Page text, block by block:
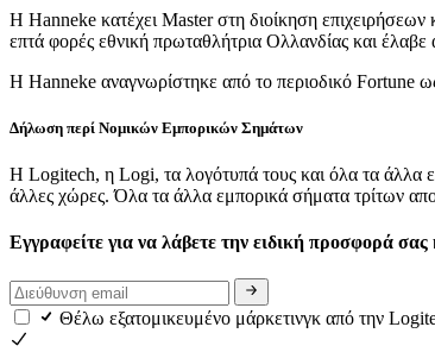
H Hanneke κατέχει Master στη διοίκηση
επτά φορές εθνική πρωταθλήτρια Ολλανδίας και έλαβε
Η Hanneke αναγνωρίστηκε από το περιοδικό Fortune
Δήλωση περί Νομικών Εμπορικών Σημάτων
Η Logitech, η Logi, τα λογότυπά τους και όλα τα άλλα
άλλες χώρες. Όλα τα άλλα εμπορικά σήματα τρίτων
Εγγραφείτε για να λάβετε την ειδική προσφορά
Θέλω εξατομικευμένο μάρκετινγκ από την